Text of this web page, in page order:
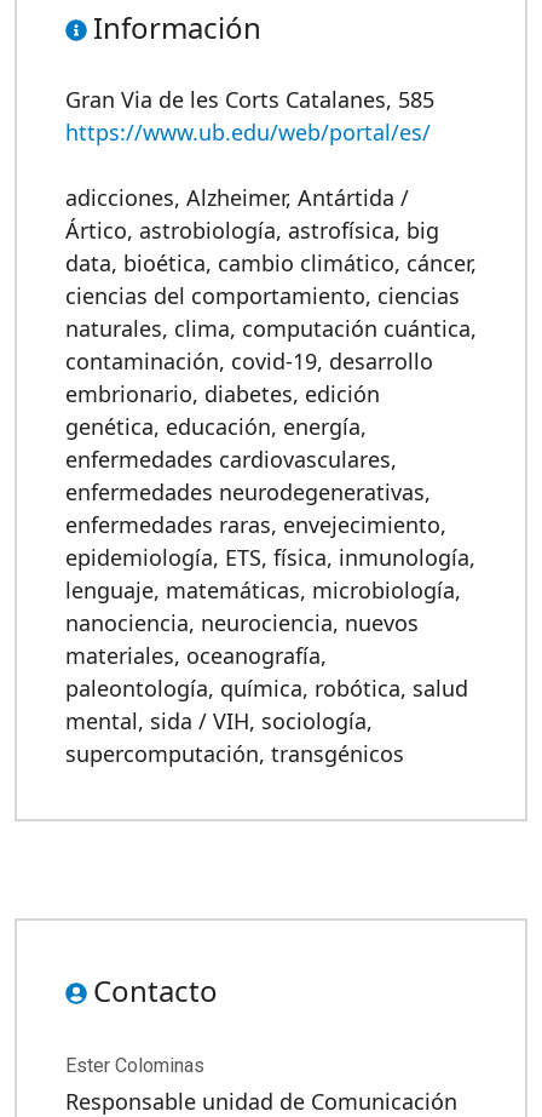
Información
Gran Via de les Corts Catalanes, 585
https://www.ub.edu/web/portal/es/
adicciones, Alzheimer, Antártida /
Ártico, astrobiología, astrofísica, big
data, bioética, cambio climático, cáncer,
ciencias del comportamiento, ciencias
naturales, clima, computación cuántica,
contaminación, covid-19, desarrollo
embrionario, diabetes, edición
genética, educación, energía,
enfermedades cardiovasculares,
enfermedades neurodegenerativas,
enfermedades raras, envejecimiento,
epidemiología, ETS, física, inmunología,
lenguaje, matemáticas, microbiología,
nanociencia, neurociencia, nuevos
materiales, oceanografía,
paleontología, química, robótica, salud
mental, sida / VIH, sociología,
supercomputación, transgénicos
Contacto
Ester Colominas
Responsable unidad de Comunicación